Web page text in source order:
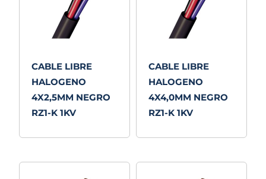
CABLE LIBRE
HALOGENO
4X2,5MM NEGRO
RZ1-K 1KV
CABLE LIBRE
HALOGENO
4X4,0MM NEGRO
RZ1-K 1KV